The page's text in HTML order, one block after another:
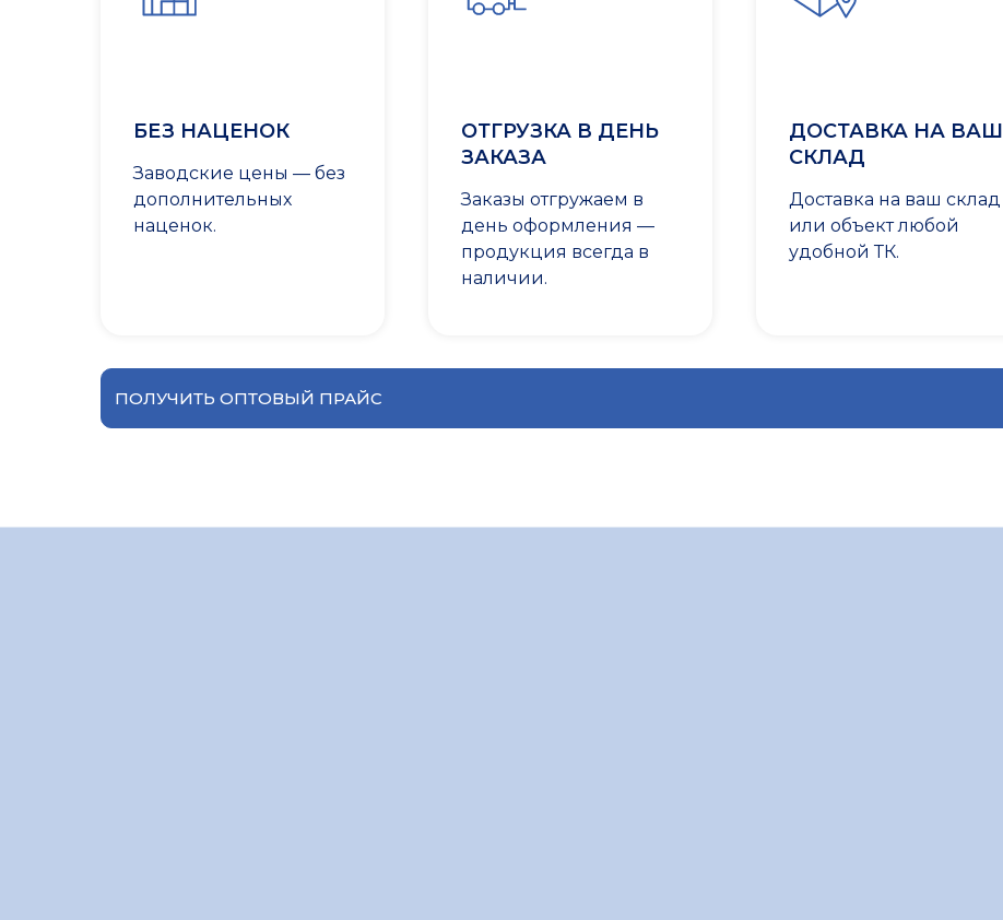
БЕЗ НАЦЕНОК
Заводские цены — без
дополнительных
наценок.
ОТГРУЗКА В ДЕНЬ
ЗАКАЗА
Заказы отгружаем в
день оформления —
продукция всегда в
наличии.
ДОСТАВКА НА ВАШ
СКЛАД
Доставка на ваш склад
или объект любой
удобной ТК.
ПОЛУЧИТЬ ОПТОВЫЙ ПРАЙС